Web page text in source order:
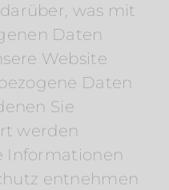
was mit
Daten
Website
Daten
Sie
werden
Informationen
entnehmen